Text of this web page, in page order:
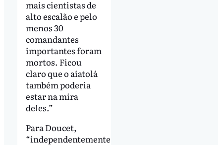
mais cientistas de
alto escalão e pelo
menos 30
comandantes
importantes foram
mortos. Ficou
claro que o aiatolá
também poderia
estar na mira
deles.”
Para Doucet,
“independentemente